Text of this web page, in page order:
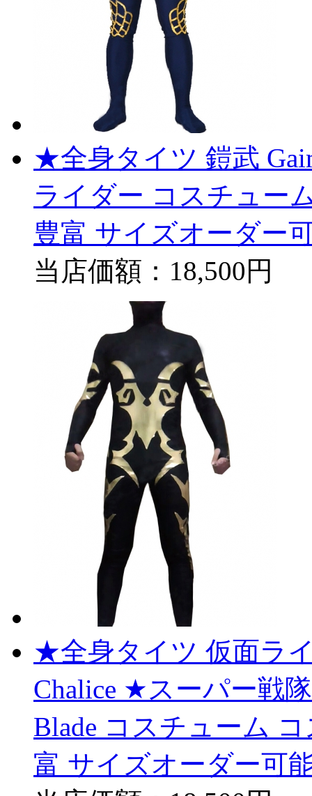
★全身タイツ 鎧武
ライダー コスチュー
豊富 サイズオーダー
当店価額： 18,500円
★全身タイツ 仮面ラ
Chalice ★スーパー戦
Blade コスチューム
富 サイズオーダー可